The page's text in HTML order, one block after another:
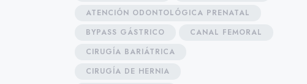
ATENCIÓN ODONTOLÓGICA PRENATAL
BYPASS GÁSTRICO
CANAL FEMORAL
CIRUGÍA BARIÁTRICA
CIRUGÍA DE HERNIA